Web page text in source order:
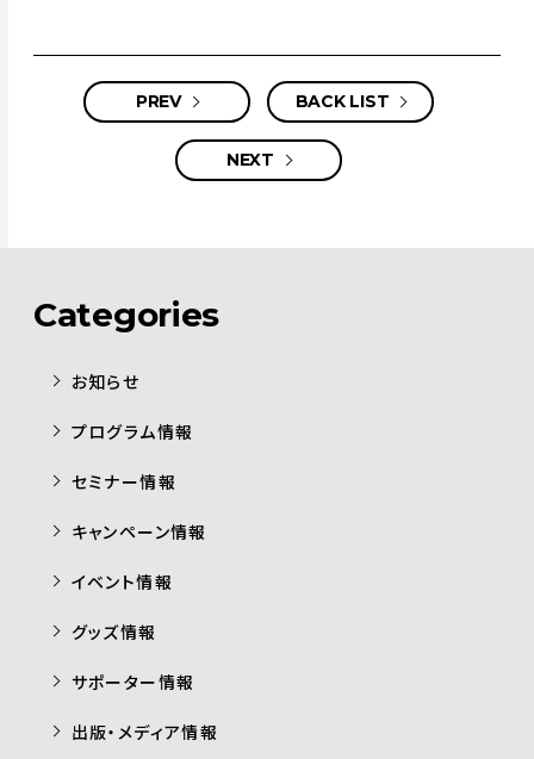
PREV BACK LIST
NEXT
Categories
お知らせ
プログラム情報
セミナー情報
キャンペーン情報
イベント情報
グッズ情報
サポーター情報
出版・メディア情報